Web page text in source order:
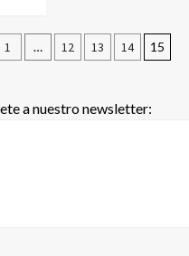
1 … 12 13 14 15
a nuestro newsletter: